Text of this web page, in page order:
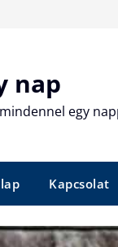
nap
egy
Kapcsolat